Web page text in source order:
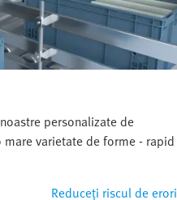
personalizate de
varietate de forme - rapid
Reduceți riscul de erori